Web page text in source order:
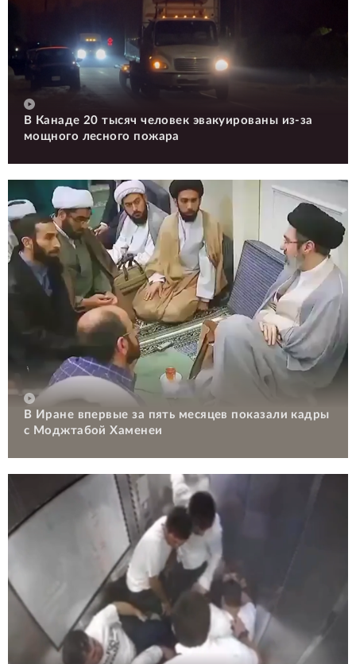
В Канаде 20 тысяч человек эвакуированы из-за
мощного лесного пожара
В Иране впервые за пять месяцев показали кадры
с Моджтабой Хаменеи